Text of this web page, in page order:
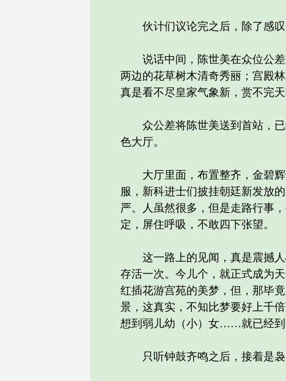
伙计们议论完之后，除了感叹
说话中间，陈世美在众位公差
两边的花草树木清奇秀丽；宫殿
真是看不尽皇家气象新，赏不完天
众公差将陈世美送到首站，已
色大厅。
大厅里面，布置整齐，金碧辉
服，新科进士们披挂朝廷新发放
严。人虽然很多，但是走路行事
定，屏住呼吸，不敢四下张望。
这一路上的见闻，真是震撼人
存活一次。今儿个，就正式成为
红插花游宫苑的美梦，但，那毕
景，这真实，不知比梦要好上千
想到弱儿幼（小）女……就已经到
只听钟鼓齐鸣之后，接着是袅